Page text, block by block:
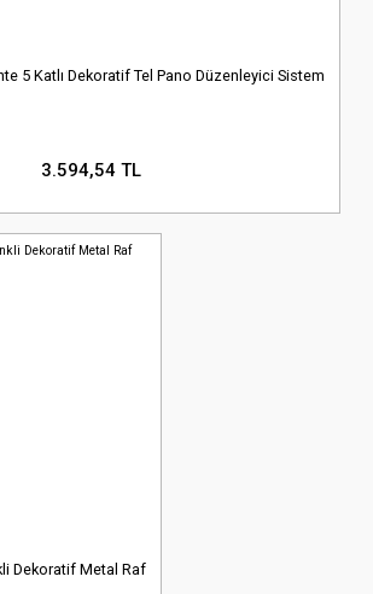
5 Katlı Dekoratif Tel Pano Düzenleyici Sistem
3.594,54 TL
Dekoratif Metal Raf